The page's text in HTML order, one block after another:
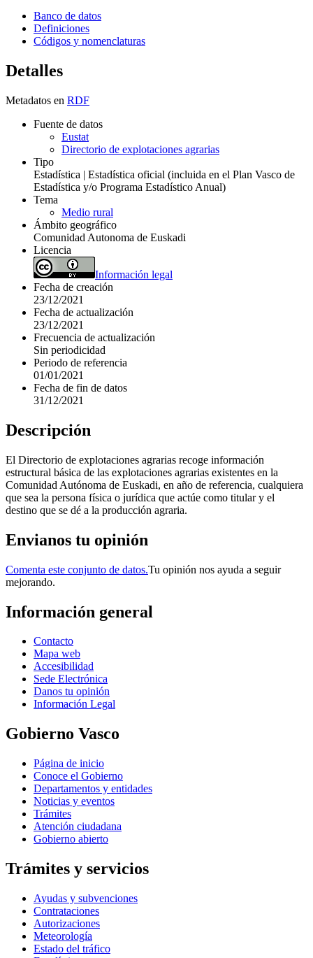
Banco de datos
Definiciones
Códigos y nomenclaturas
Detalles
Metadatos en RDF
Fuente de datos
Eustat
Directorio de explotaciones agrarias
Tipo
Estadística | Estadística oficial (incluida en el Plan Vasco de
Estadística y/o Programa Estadístico Anual)
Tema
Medio rural
Ámbito geográfico
Comunidad Autonoma de Euskadi
Licencia
Información legal
Fecha de creación
23/12/2021
Fecha de actualización
23/12/2021
Frecuencia de actualización
Sin periodicidad
Periodo de referencia
01/01/2021
Fecha de fin de datos
31/12/2021
Descripción
El Directorio de explotaciones agrarias recoge información
estructural básica de las explotaciones agrarias existentes en la
Comunidad Autónoma de Euskadi, en año de referencia, cualquiera
que sea la persona física o jurídica que actúe como titular y el
destino que se dé a la producción agraria.
Envianos tu opinión
Comenta este conjunto de datos.Tu opinión nos ayuda a seguir
mejorando.
Información general
Contacto
Mapa web
Accesibilidad
Sede Electrónica
Danos tu opinión
Información Legal
Gobierno Vasco
Página de inicio
Conoce el Gobierno
Departamentos y entidades
Noticias y eventos
Trámites
Atención ciudadana
Gobierno abierto
Trámites y servicios
Ayudas y subvenciones
Contrataciones
Autorizaciones
Meteorología
Estado del tráfico